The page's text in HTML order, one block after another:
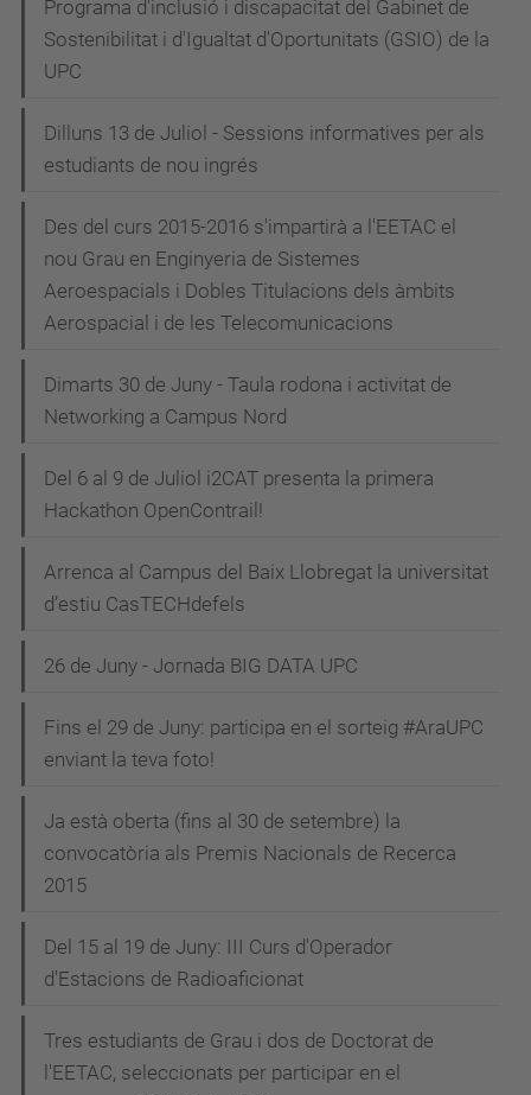
Programa d'inclusió i discapacitat del Gabinet de
Sostenibilitat i d'Igualtat d'Oportunitats (GSIO) de la
UPC
Dilluns 13 de Juliol - Sessions informatives per als
estudiants de nou ingrés
Des del curs 2015-2016 s'impartirà a l'EETAC el
nou Grau en Enginyeria de Sistemes
Aeroespacials i Dobles Titulacions dels àmbits
Aerospacial i de les Telecomunicacions
Dimarts 30 de Juny - Taula rodona i activitat de
Networking a Campus Nord
Del 6 al 9 de Juliol i2CAT presenta la primera
Hackathon OpenContrail!
Arrenca al Campus del Baix Llobregat la universitat
d’estiu CasTECHdefels
26 de Juny - Jornada BIG DATA UPC
Fins el 29 de Juny: participa en el sorteig #AraUPC
enviant la teva foto!
Ja està oberta (fins al 30 de setembre) la
convocatòria als Premis Nacionals de Recerca
2015
Del 15 al 19 de Juny: III Curs d'Operador
d'Estacions de Radioaficionat
Tres estudiants de Grau i dos de Doctorat de
l'EETAC, seleccionats per participar en el